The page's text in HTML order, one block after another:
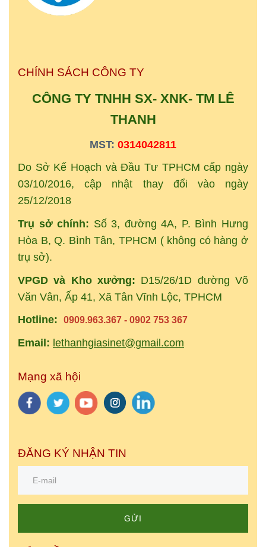
CHÍNH SÁCH CÔNG TY
CÔNG TY TNHH SX- XNK- TM LÊ
THANH
MST: 0314042811
Do Sở Kế Hoạch và Đầu Tư TPHCM cấp ngày
03/10/2016, cập nhật thay đổi vào ngày
25/12/2018
Trụ sở chính: Số 3, đường 4A, P. Bình Hưng
Hòa B, Q. Bình Tân, TPHCM ( không có hàng ở
trụ sở).
VPGD và Kho xưởng: D15/26/1D đường Võ
Văn Vân, Ấp 41, Xã Tân Vĩnh Lộc, TPHCM
Hotline: 0909.963.367 - 0902 753 367
Email: lethanhgiasinet@gmail.com
Mạng xã hội
ĐĂNG KÝ NHẬN TIN
GỬI